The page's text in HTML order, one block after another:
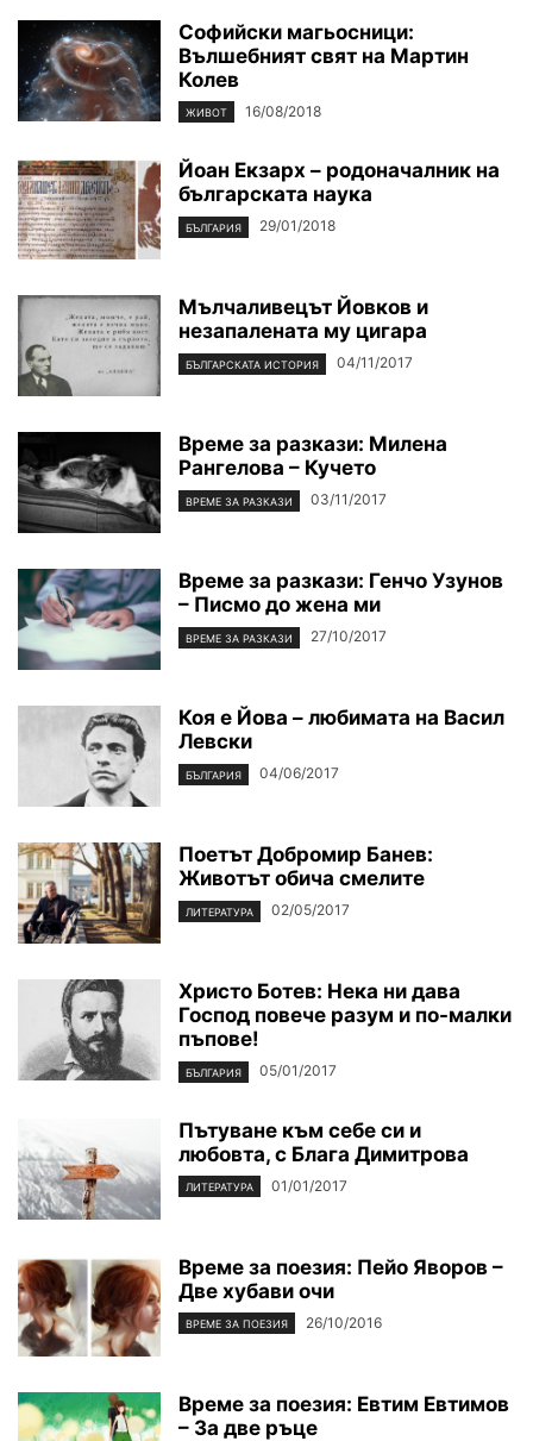
Софийски магьосници:
Вълшебният свят на Мартин
Колев
ЖИВОТ 16/08/2018
Йоан Екзарх – родоначалник на
българската наука
БЪЛГАРИЯ 29/01/2018
Мълчаливецът Йовков и
незапалената му цигара
БЪЛГАРСКАТА ИСТОРИЯ 04/11/2017
Време за разкази: Милена
Рангелова – Кучето
ВРЕМЕ ЗА РАЗКАЗИ 03/11/2017
Време за разкази: Генчо Узунов
– Писмо до жена ми
ВРЕМЕ ЗА РАЗКАЗИ 27/10/2017
Коя е Йова – любимата на Васил
Левски
БЪЛГАРИЯ 04/06/2017
Поетът Добромир Банев:
Животът обича смелите
ЛИТЕРАТУРА 02/05/2017
Христо Ботев: Нека ни дава
Господ повече разум и по-малки
пъпове!
БЪЛГАРИЯ 05/01/2017
Пътуване към себе си и
любовта, с Блага Димитрова
ЛИТЕРАТУРА 01/01/2017
Време за поезия: Пейо Яворов –
Две хубави очи
ВРЕМЕ ЗА ПОЕЗИЯ 26/10/2016
Време за поезия: Евтим Евтимов
– За две ръце